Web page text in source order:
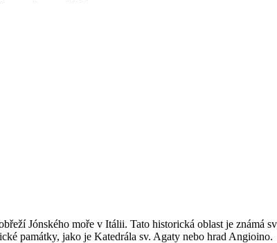
Jónského moře v Itálii. Tato historická oblast je
památky, jako je Katedrála sv. Agaty nebo hrad Angioino.